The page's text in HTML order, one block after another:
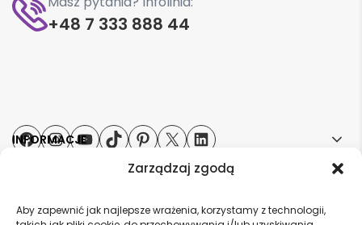
Zarządzaj zgodą
Aby zapewnić jak najlepsze wrażenia, korzystamy z technologii,
+48 7 333 888 44
Facebook
Instagram
YouTube
TikTokPinterest
X LinkedIn
INFORMACJE